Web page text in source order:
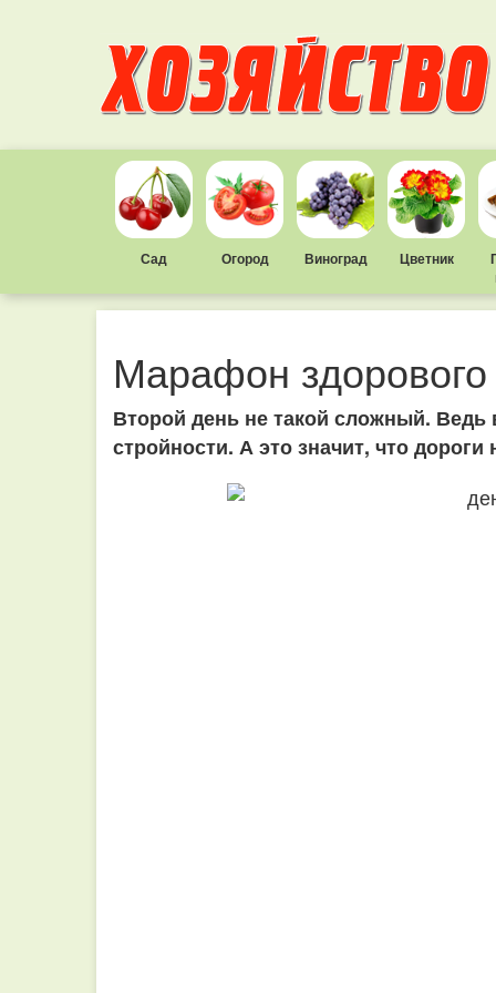
Сад Огород Виноград Цветник
Марафон
Второй день не такой сложный.
стройности. А это значит, что дороги